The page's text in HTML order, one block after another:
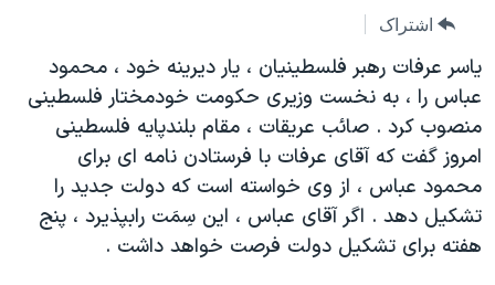
صفحه
اصلی
جهش
به
جستجو
آمریکا
ورزشی
گزیده‌ها
ویژه برنامه‌ها
ویدیوها
فرهنگ و زندگی
جدول برنامه ها
صفحه‌های ویژه
جام جهانی ۲۰۲۶
عملیات خشم حماسی
بایگانی برنامه‌های تلویزیونی
مستندها
فرکانس‌های صدای آمریکا
پخش رادیویی
یادگیری زبان انگلیسی
دنبال کنید
اشتراک
ياسر عرفات رهبر فلسطينيان ، يار ديرينه خود ، محمود
عباس را ، به نخست وزيری حکومت خودمختار فلسطينی
منصوب کرد . صائب عريقات ، مقام بلندپايه فلسطينی
امروز گفت که آقای عرفات با فرستادن نامه ای برای
محمود عباس ، از وی خواسته است که دولت جديد را
تشکيل دهد . اگر آقای عباس ، اين سِمَت رابپذيرد ، پنج
هفته برای تشکيل دولت فرصت خواهد داشت .